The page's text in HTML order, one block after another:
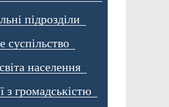
підрозділи
суспільство
населення
з громадськістю